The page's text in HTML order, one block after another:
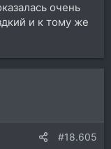
очень
и к тому же
#18.605